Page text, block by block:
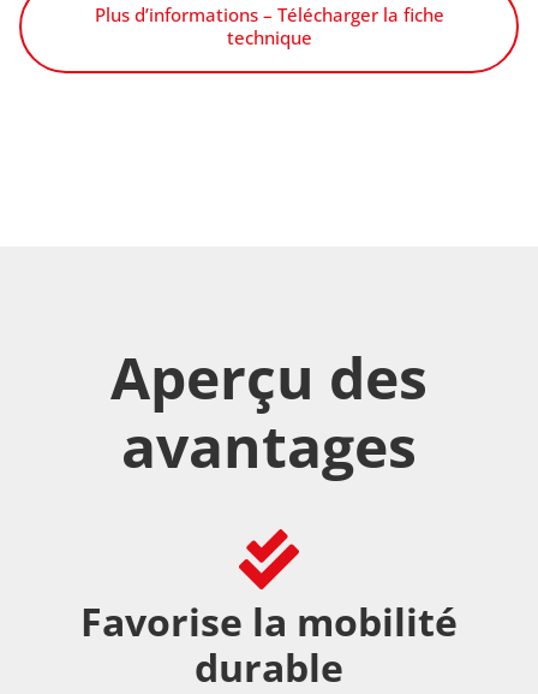
Plus d’informations – Télécharger la fiche
technique
Aperçu des
avantages
Favorise la mobilité
durable